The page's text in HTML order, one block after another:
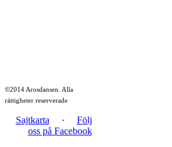
©2014 Arosdansen. Alla
rättigheter reserverade
Sajtkarta · Följ
oss på Facebook